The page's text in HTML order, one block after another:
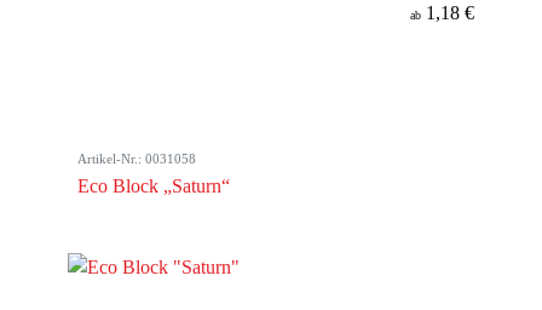
ab 1,18 €
Artikel-Nr.: 0031058
Eco Block „Saturn“